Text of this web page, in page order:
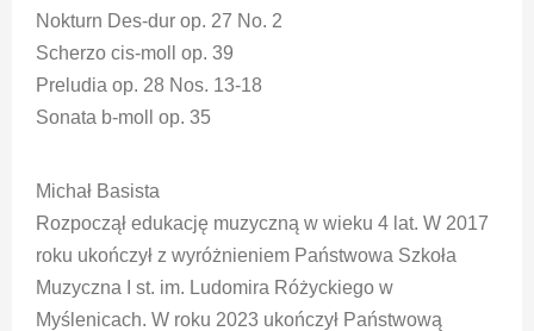
Nokturn Des-dur op. 27 No. 2
Scherzo cis-moll op. 39
Preludia op. 28 Nos. 13-18
Sonata b-moll op. 35
Michał Basista
Rozpoczął edukację muzyczną w wieku 4 lat. W 2017
roku ukończył z wyróżnieniem Państwowa Szkoła
Muzyczna I st. im. Ludomira Różyckiego w
Myślenicach. W roku 2023 ukończył Państwową